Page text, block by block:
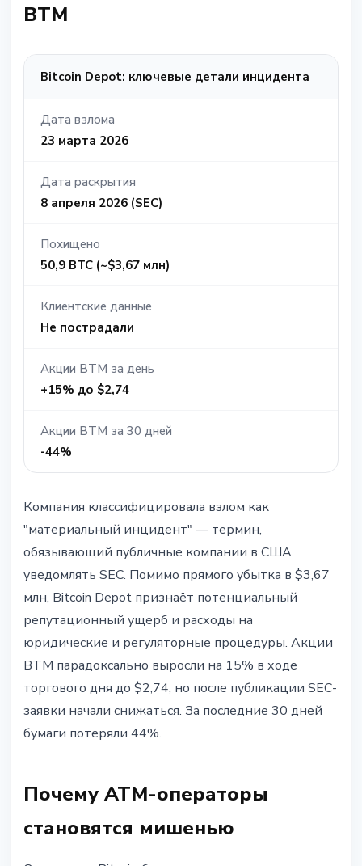
BTM
Bitcoin Depot: ключевые детали инцидента
Дата взлома
23 марта 2026
Дата раскрытия
8 апреля 2026 (SEC)
Похищено
50,9 BTC (~$3,67 млн)
Клиентские данные
Не пострадали
Акции BTM за день
+15% до $2,74
Акции BTM за 30 дней
-44%
Компания классифицировала взлом как
"материальный инцидент" — термин,
обязывающий публичные компании в США
уведомлять SEC. Помимо прямого убытка в $3,67
млн, Bitcoin Depot признаёт потенциальный
репутационный ущерб и расходы на
юридические и регуляторные процедуры. Акции
BTM парадоксально выросли на 15% в ходе
торгового дня до $2,74, но после публикации SEC-
заявки начали снижаться. За последние 30 дней
бумаги потеряли 44%.
Почему ATM-операторы
становятся мишенью